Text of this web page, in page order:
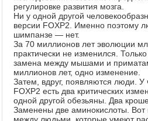
регулировке развития мозга.
Ни у одной другой
версии FOXP2. Именно поэтому
шимпанзе — нет.
За 70 миллионов лет эволюции
практически не изменился.
замена между мышами и
миллионов лет, одно изменение.
Затем, вдруг, появляются люди. У
FOXP2 есть два критических
одной другой обезьяны. Два
Заменены две аминокислоты. Вот